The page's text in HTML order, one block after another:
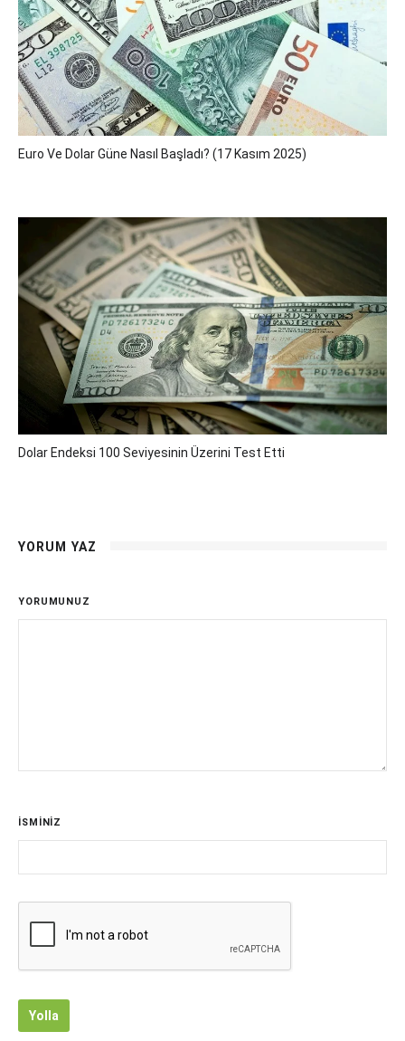
Euro Ve Dolar Güne Nasıl Başladı? (17 Kasım 2025)
Dolar Endeksi 100 Seviyesinin Üzerini Test Etti
YORUM YAZ
YORUMUNUZ
İSMİNİZ
Yolla